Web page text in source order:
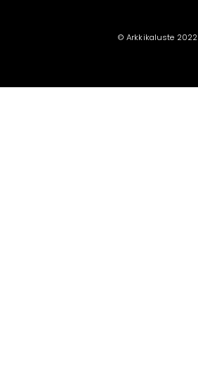
© Arkkikaluste 2022